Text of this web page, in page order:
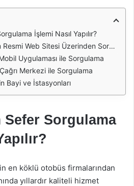
İşlemi Nasıl Yapılır?
Web Sitesi Üzerinden Sorgulama
Uygulaması ile Sorgulama
Merkezi ile Sorgulama
Bayi ve İstasyonları
Sefer Sorgulama
en köklü otobüs firmalarından
yıllardır kaliteli hizmet